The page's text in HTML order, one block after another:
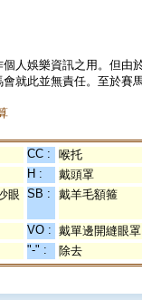
人娛樂資訊之用。但
就此並無責任。至於賽
CC :
喉托
H :
戴頭罩
眼 SB : 戴羊毛額箍
VO : 戴單邊開縫眼罩
"-" : 除去